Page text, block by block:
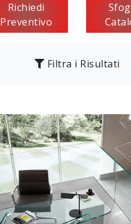
Richiedi
Preventivo
Filtra i Risultati